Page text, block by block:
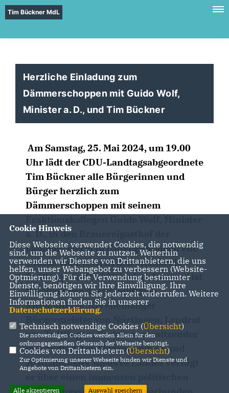
Tim Bückner MdL
Herzliche Einladung zum
Dämmerschoppen mit Guido Wolf,
Minister a. D., und Tim Bückner
Am Samstag, 25. Mai 2024, um 19.00
Uhr lädt der CDU-Landtagsabgeordnete
Tim Bückner alle Bürgerinnen und
Bürger herzlich zum
Dämmerschoppen mit seinem
a. D., in den Brauereigasthof der
Lammbrauerei in Untergröningen ein.
Guido Wolf vertritt den Wahlkreis
Tuttlingen seit 2006 im Landtag und ist
Vorsitzender des Ständigen
Ausschusses. Als ehemaliger
Bürgermeister von Nürtingen, Landrat
von Tuttlingen, Fraktionsvorsitzender
im Landtag, Landtagspräsident und
Justizminister unseres Landes verfügt
Cookie Hinweis
Diese Webseite verwendet Cookies, die notwendig
sind, um die Webseite zu nutzen. Weiterhin
verwenden wir Dienste von Drittanbietern, die uns
helfen, unser Webangebot zu verbessern (Website-
Optmierung). Für die Verwendung bestimmter
Dienste, benötigen wir Ihre Einwilligung. Ihre
Einwilligung können Sie jederzeit widerrufen. Weitere
Informationen finden Sie in unserer
Datenschutzerklärung.
Technisch notwendige Cookies (Übersicht)
Die notwendigen Cookies werden allein für den
ordnungsgemäßen Gebrauch der Webseite benötigt.
Cookies von Drittanbietern (Übersicht)
Zur Optimierung unserer Webseite binden wir Dienste und
Angebote von Drittanbietern ein.
Alle akzeptieren Auswahl speichern